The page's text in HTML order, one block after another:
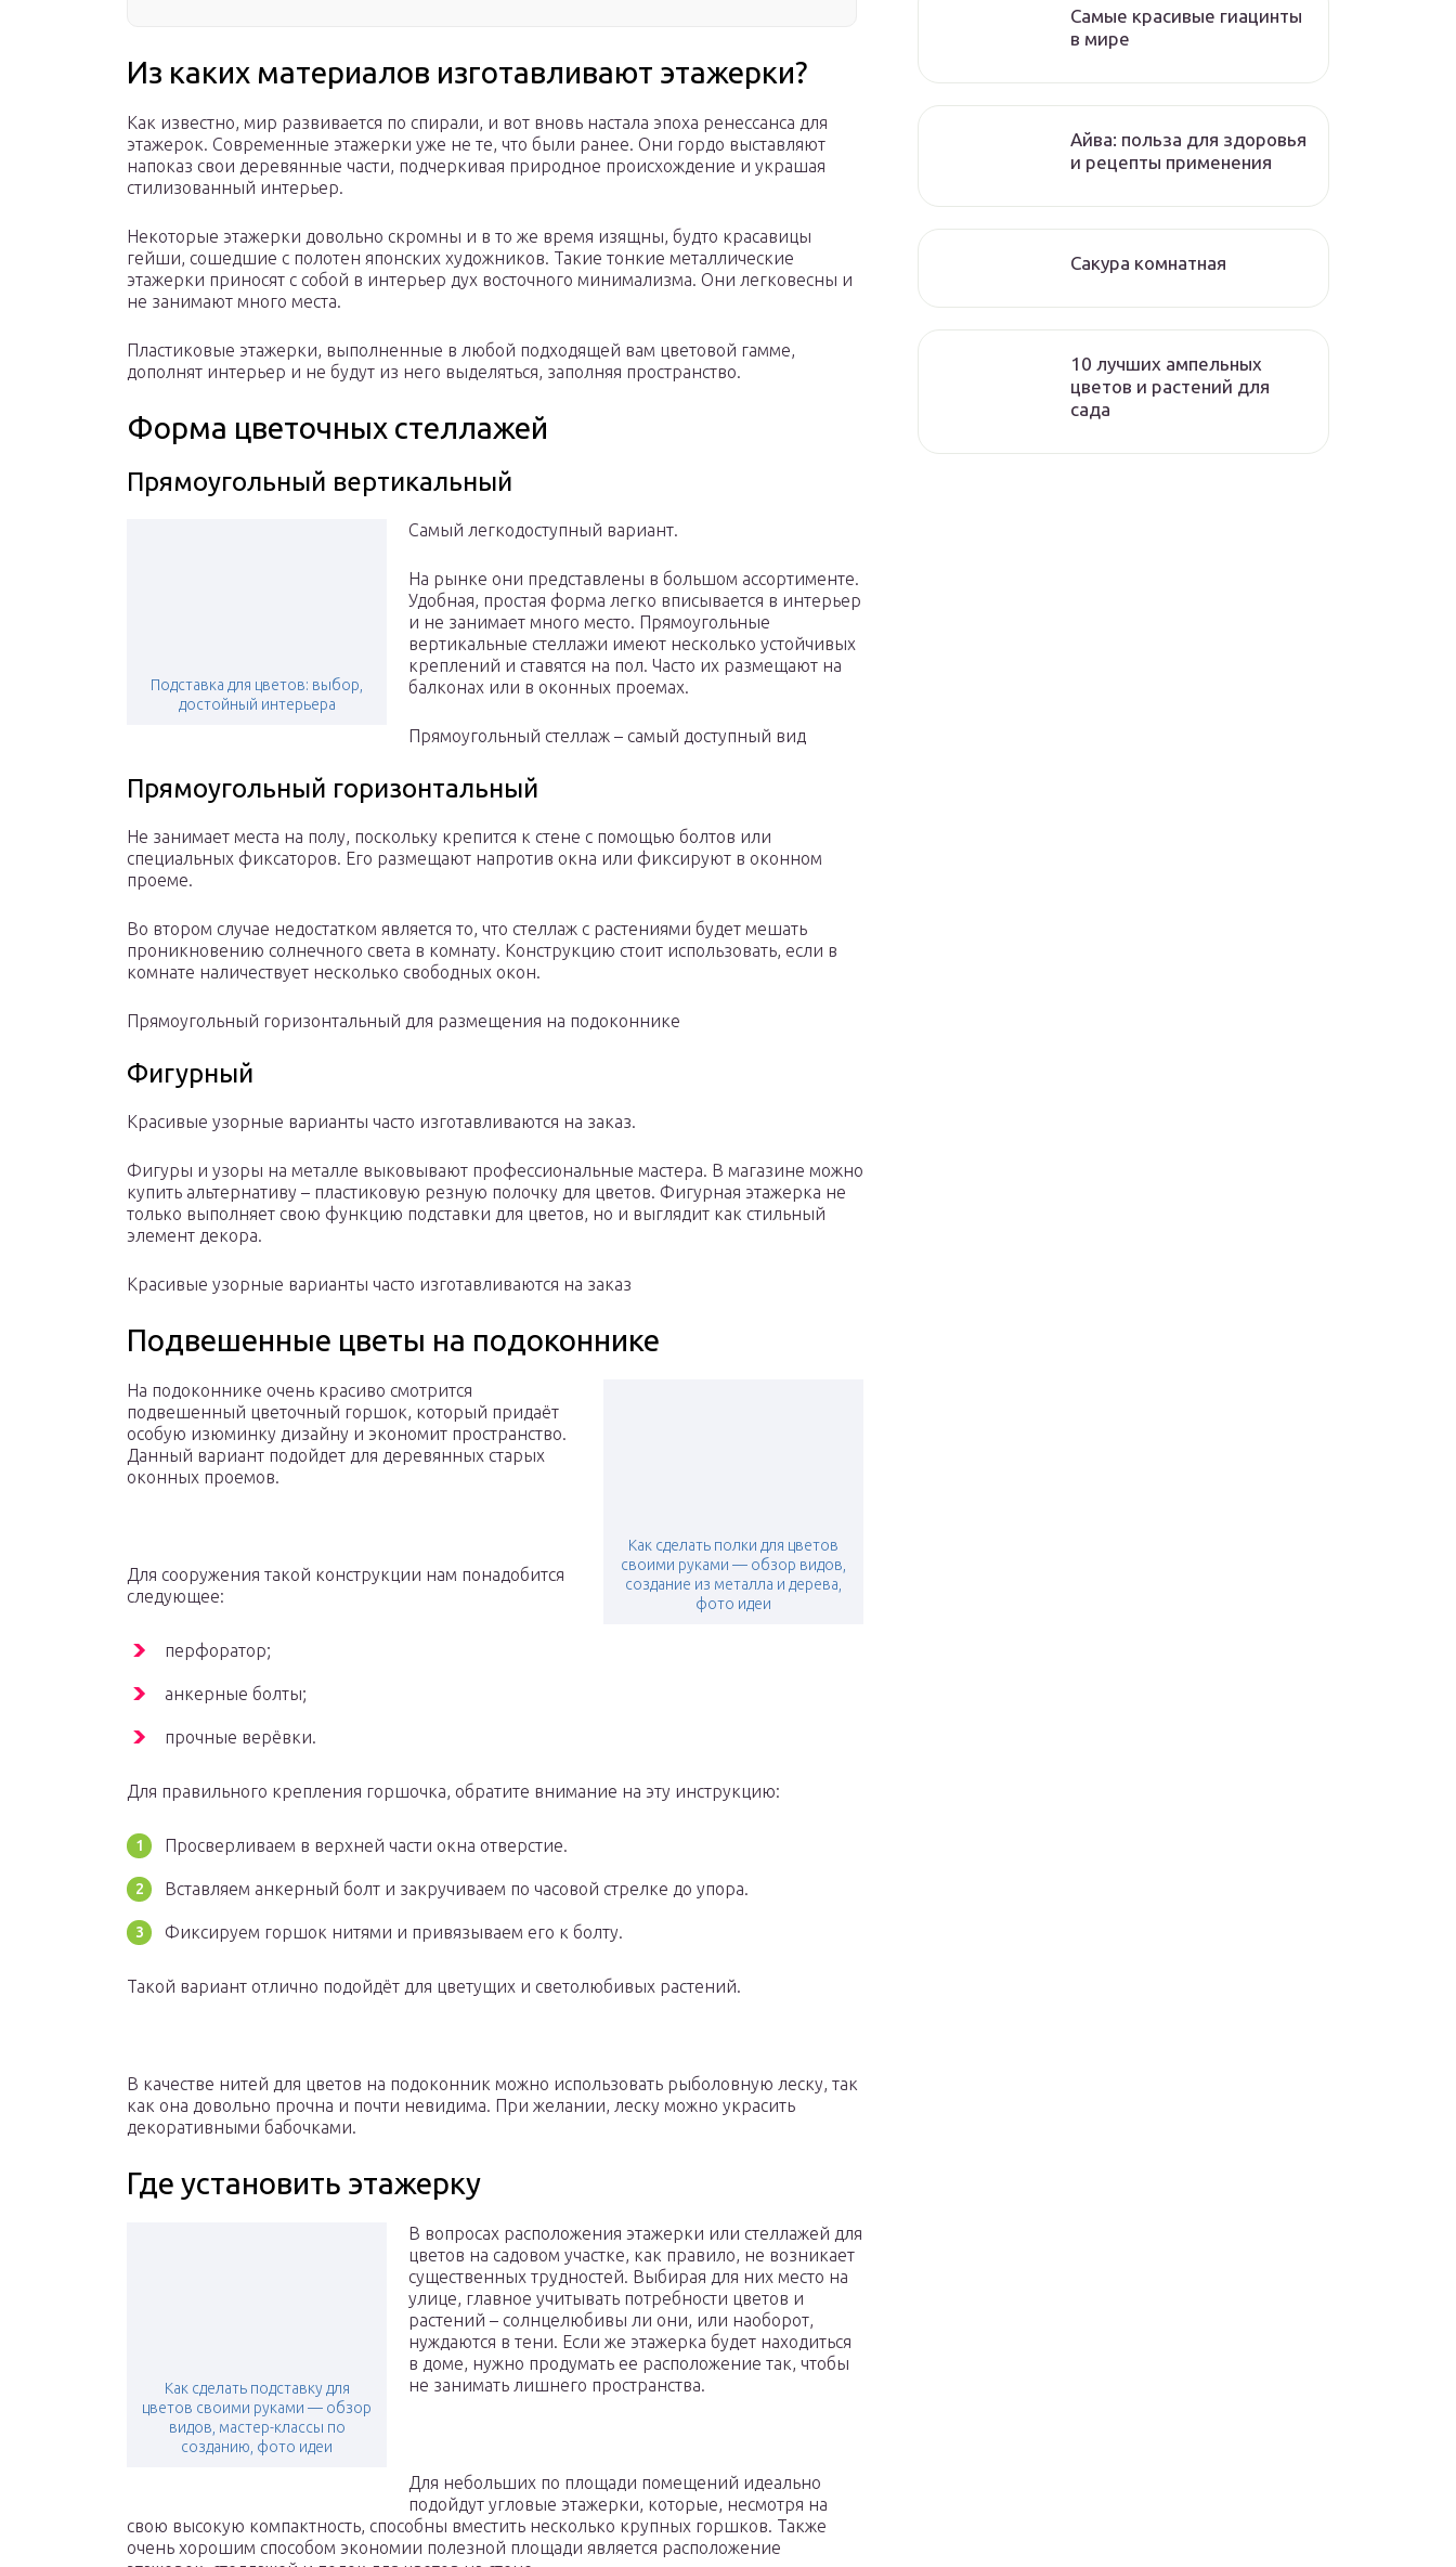
Из каких материалов изготавливают этажерки?
Как известно, мир развивается по спирали, и вот вновь настала эпоха ренессанса для
этажерок. Современные этажерки уже не те, что были ранее. Они гордо выставляют
напоказ свои деревянные части, подчеркивая природное происхождение и украшая
стилизованный интерьер.
Некоторые этажерки довольно скромны и в то же время изящны, будто красавицы
гейши, сошедшие с полотен японских художников. Такие тонкие металлические
этажерки приносят с собой в интерьер дух восточного минимализма. Они легковесны и
не занимают много места.
Пластиковые этажерки, выполненные в любой подходящей вам цветовой гамме,
дополнят интерьер и не будут из него выделяться, заполняя пространство.
Форма цветочных стеллажей
Прямоугольный вертикальный
Подставка для цветов: выбор,
достойный интерьера
Самый легкодоступный вариант.
На рынке они представлены в большом ассортименте.
Удобная, простая форма легко вписывается в интерьер
и не занимает много место. Прямоугольные
вертикальные стеллажи имеют несколько устойчивых
креплений и ставятся на пол. Часто их размещают на
балконах или в оконных проемах.
Прямоугольный стеллаж – самый доступный вид
Прямоугольный горизонтальный
Не занимает места на полу, поскольку крепится к стене с помощью болтов или
специальных фиксаторов. Его размещают напротив окна или фиксируют в оконном
проеме.
Во втором случае недостатком является то, что стеллаж с растениями будет мешать
проникновению солнечного света в комнату. Конструкцию стоит использовать, если в
комнате наличествует несколько свободных окон.
Прямоугольный горизонтальный для размещения на подоконнике
Фигурный
Красивые узорные варианты часто изготавливаются на заказ.
Фигуры и узоры на металле выковывают профессиональные мастера. В магазине можно
купить альтернативу – пластиковую резную полочку для цветов. Фигурная этажерка не
только выполняет свою функцию подставки для цветов, но и выглядит как стильный
элемент декора.
Красивые узорные варианты часто изготавливаются на заказ
Подвешенные цветы на подоконнике
Как сделать полки для цветов
своими руками — обзор видов,
создание из металла и дерева,
фото идеи
На подоконнике очень красиво смотрится
подвешенный цветочный горшок, который придаёт
особую изюминку дизайну и экономит пространство.
Данный вариант подойдет для деревянных старых
оконных проемов.
Для сооружения такой конструкции нам понадобится
следующее:
перфоратор;
анкерные болты;
прочные верёвки.
Для правильного крепления горшочка, обратите внимание на эту инструкцию:
Просверливаем в верхней части окна отверстие.
Вставляем анкерный болт и закручиваем по часовой стрелке до упора.
Фиксируем горшок нитями и привязываем его к болту.
Такой вариант отлично подойдёт для цветущих и светолюбивых растений.
В качестве нитей для цветов на подоконник можно использовать рыболовную леску, так
как она довольно прочна и почти невидима. При желании, леску можно украсить
декоративными бабочками.
Где установить этажерку
Как сделать подставку для
цветов своими руками — обзор
видов, мастер-классы по
созданию, фото идеи
В вопросах расположения этажерки или стеллажей для
цветов на садовом участке, как правило, не возникает
существенных трудностей. Выбирая для них место на
улице, главное учитывать потребности цветов и
растений – солнцелюбивы ли они, или наоборот,
нуждаются в тени. Если же этажерка будет находиться
в доме, нужно продумать ее расположение так, чтобы
не занимать лишнего пространства.
Для небольших по площади помещений идеально
подойдут угловые этажерки, которые, несмотря на
свою высокую компактность, способны вместить несколько крупных горшков. Также
очень хорошим способом экономии полезной площади является расположение
Самые красивые гиацинты
в мире
Айва: польза для здоровья
и рецепты применения
Сакура комнатная
10 лучших ампельных
цветов и растений для
сада